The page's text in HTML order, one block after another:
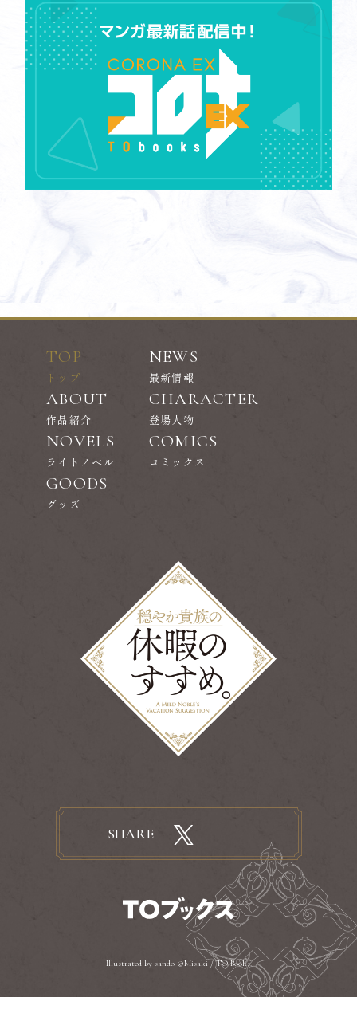
TOP
トップ
NEWS
最新情報
ABOUT
作品紹介
CHARACTER
登場人物
NOVELS
ライトノベル
COMICS
コミックス
GOODS
グッズ
SHARE
Illustrated by sando ©Misaki / TO Books.